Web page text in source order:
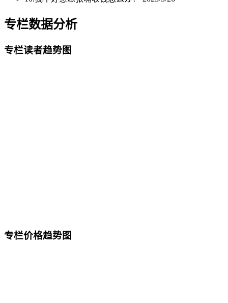
专栏数据分析
专栏读者趋势图
专栏价格趋势图